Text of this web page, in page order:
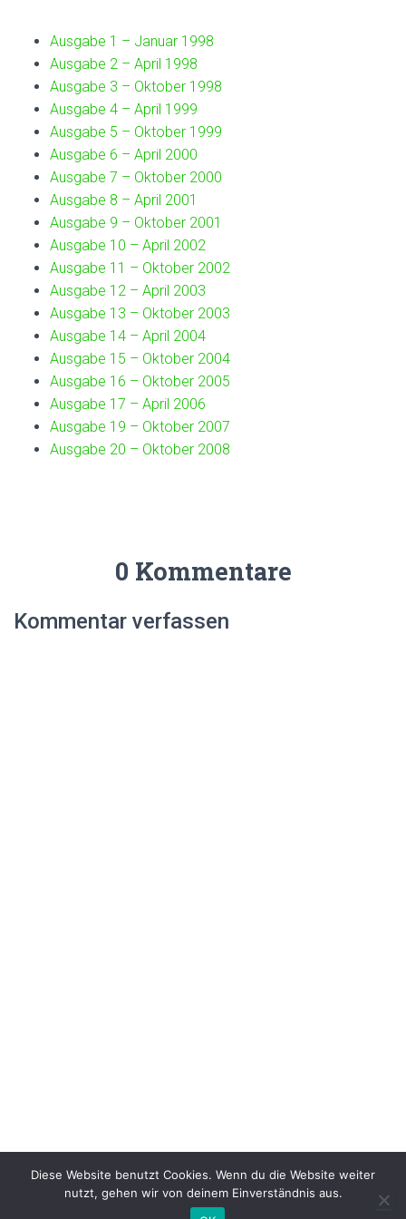
Ausgabe 1 – Januar 1998
Ausgabe 2 – April 1998
Ausgabe 3 – Oktober 1998
Ausgabe 4 – April 1999
Ausgabe 5 – Oktober 1999
Ausgabe 6 – April 2000
Ausgabe 7 – Oktober 2000
Ausgabe 8 – April 2001
Ausgabe 9 – Oktober 2001
Ausgabe 10 – April 2002
Ausgabe 11 – Oktober 2002
Ausgabe 12 – April 2003
Ausgabe 13 – Oktober 2003
Ausgabe 14 – April 2004
Ausgabe 15 – Oktober 2004
Ausgabe 16 – Oktober 2005
Ausgabe 17 – April 2006
Ausgabe 19 – Oktober 2007
Ausgabe 20 – Oktober 2008
0 Kommentare
Kommentar verfassen
Hestia | Entwickelt von
Diese Website benutzt Cookies. Wenn du die Website weiter
nutzt, gehen wir von deinem Einverständnis aus.